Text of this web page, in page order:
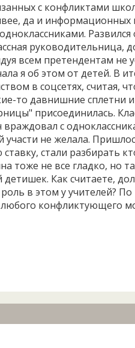
с конфликтами
да и
руководительница,
всем претендентам не
я об этом от детей. В
в соцсетях, считая,
то давнишние сплетни
присоединилась.
с
участи не желала.
стали разбирать
тоже не все гладко, но
Как считаете,
в этом у учителей?
конфликтующего